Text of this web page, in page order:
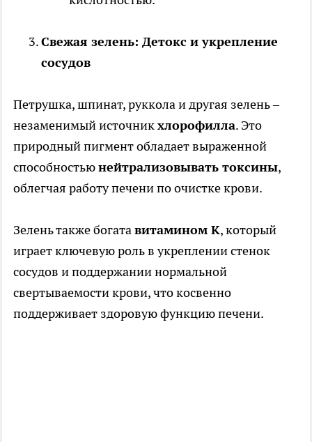
Свежая зелень: Детокс и укрепление
сосудов
Петрушка, шпинат, руккола и другая зелень –
незаменимый источникхлорофилла. Это
природный пигмент обладает выраженной
способностьюнейтрализовывать токсины,
облегчая работу печени по очистке крови.
Зелень также богатавитамином К, который
играет ключевую роль в укреплении стенок
сосудов и поддержании нормальной
свертываемости крови, что косвенно
поддерживает здоровую функцию печени.